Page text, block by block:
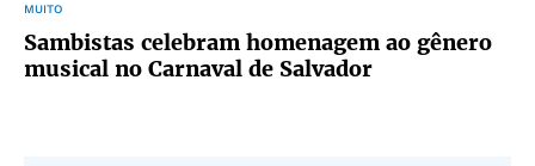
MUITO
Sambistas celebram homenagem ao gênero
musical no Carnaval de Salvador